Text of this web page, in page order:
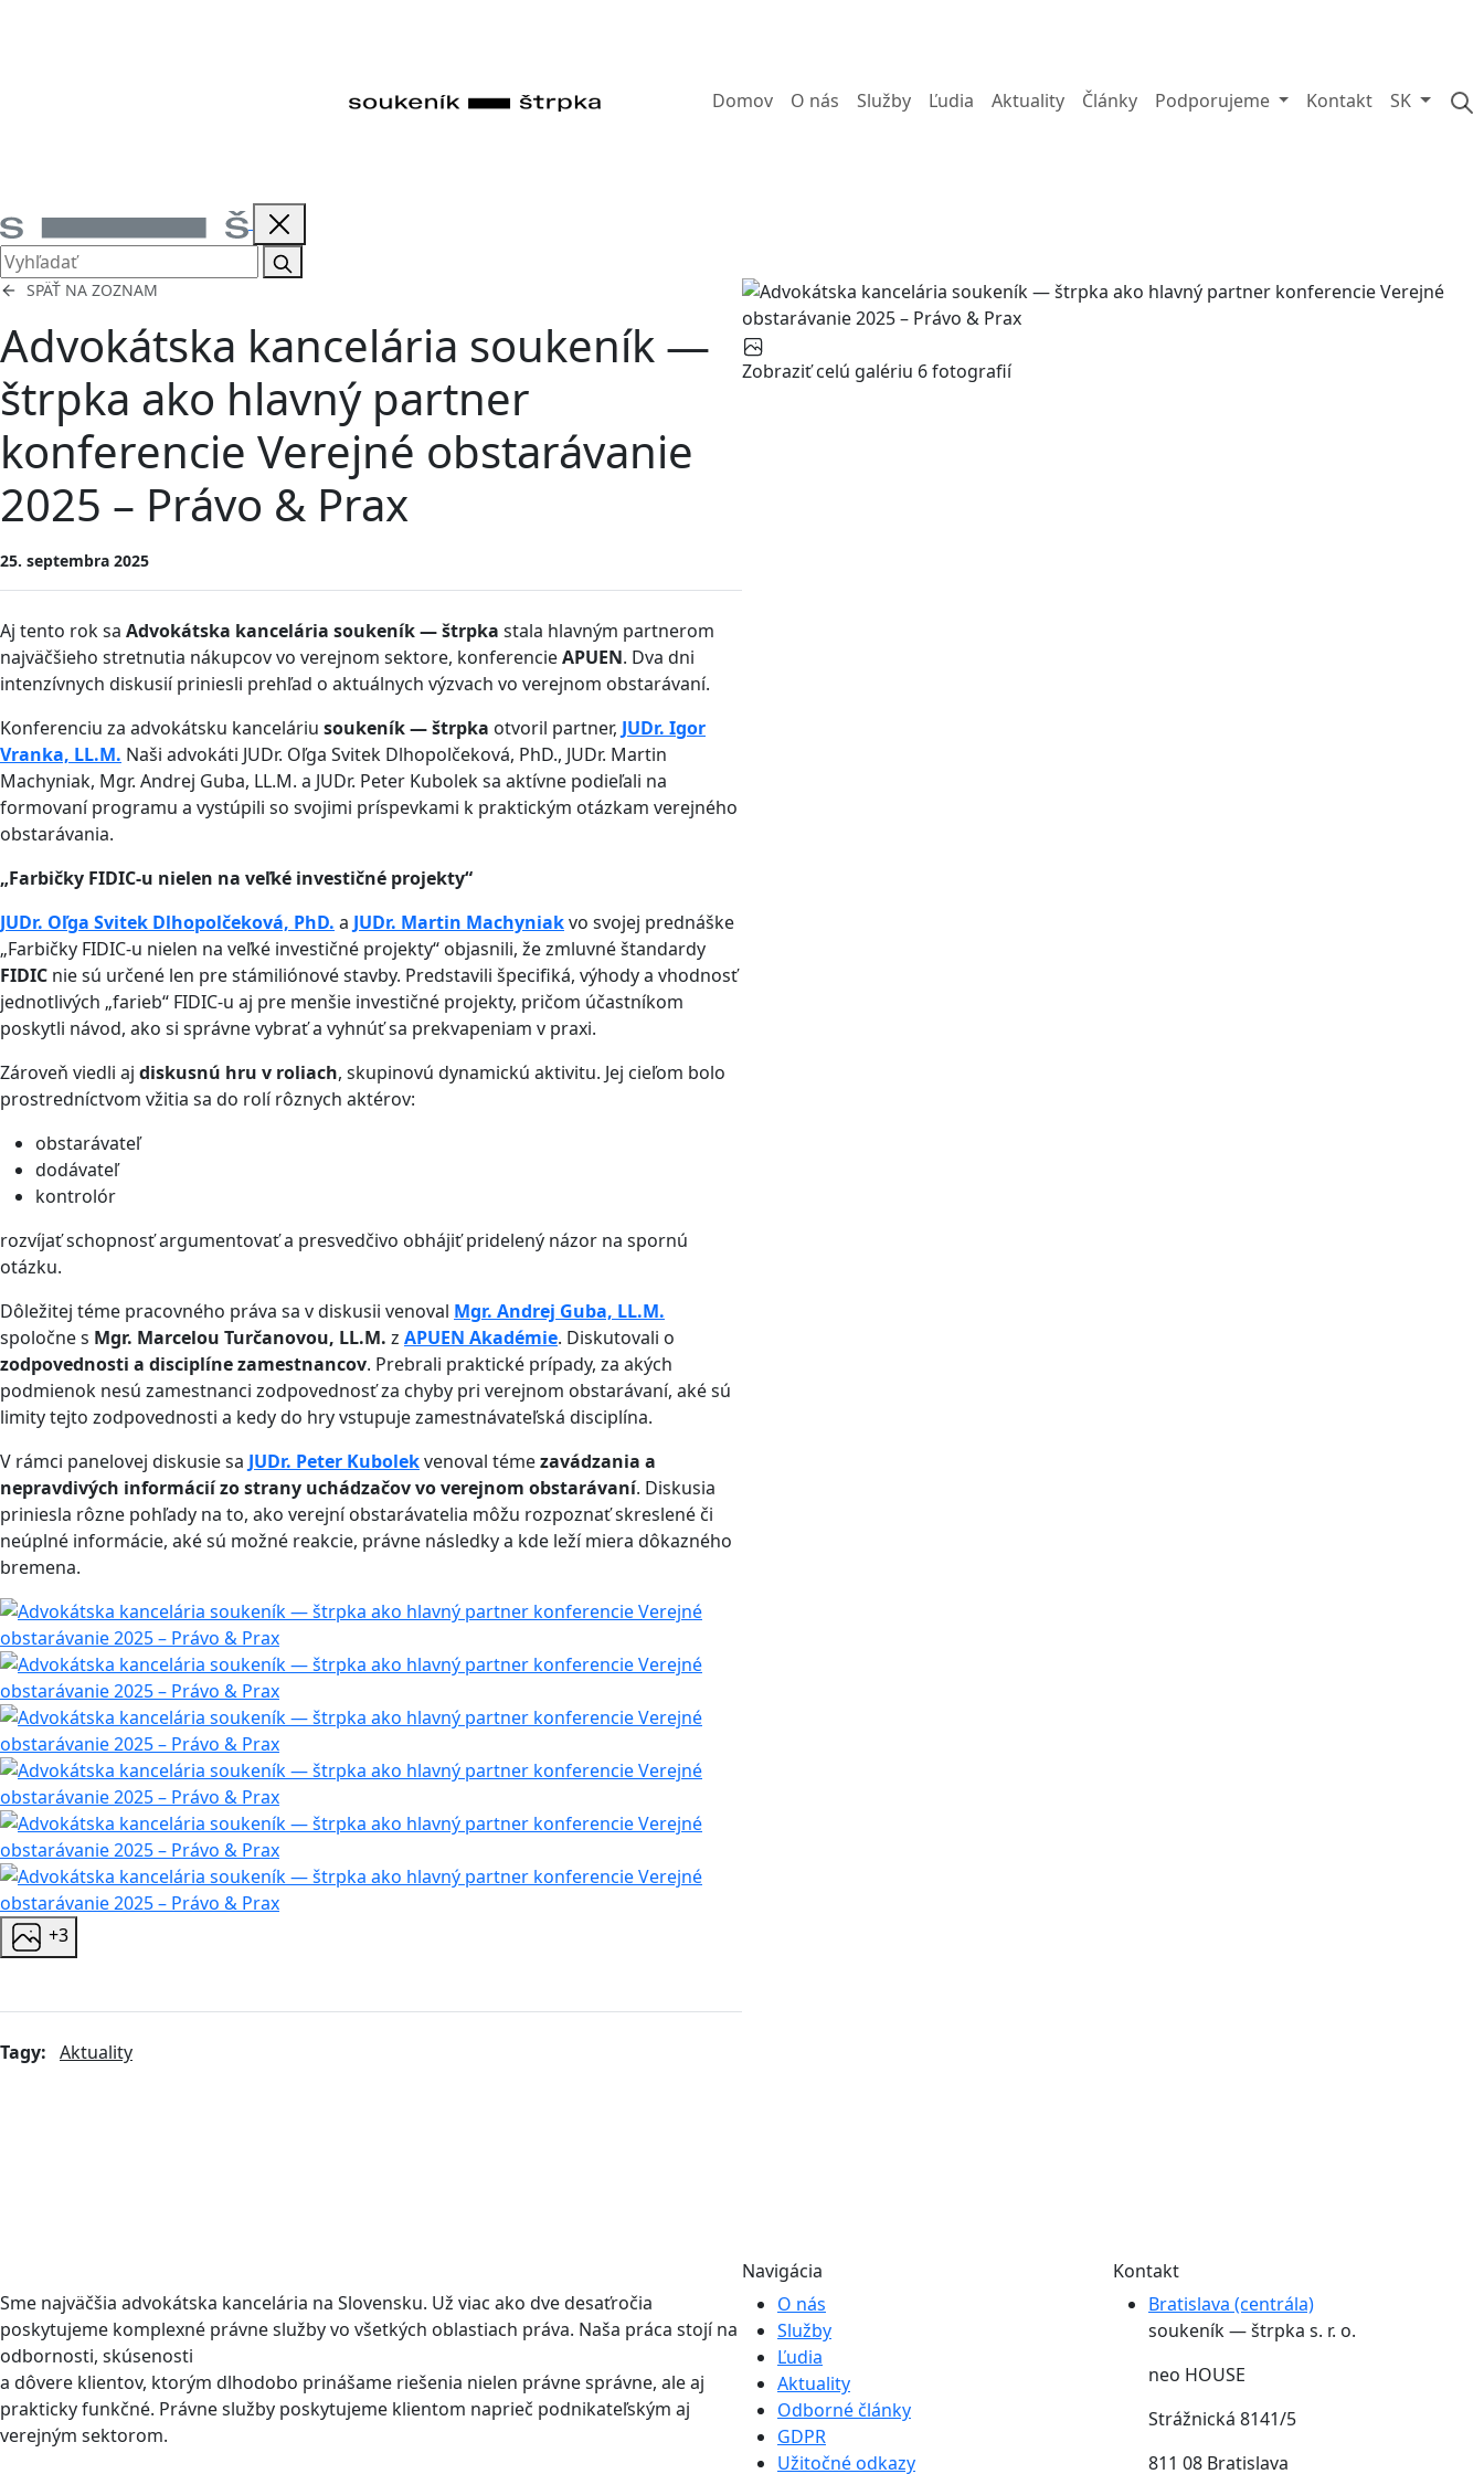
Domov O nás Služby Ľudia Aktuality Články Podporujeme Kontakt SK
SPÄŤ NA ZOZNAM
Advokátska kancelária soukeník —
štrpka ako hlavný partner
konferencie Verejné obstarávanie
2025 – Právo & Prax
25. septembra 2025
Aj tento rok sa Advokátska kancelária soukeník — štrpka stala hlavným partnerom
najväčšieho stretnutia nákupcov vo verejnom sektore, konferencieAPUEN. Dva dni
intenzívnych diskusií priniesli prehľad o aktuálnych výzvach vo verejnom obstarávaní.
Konferenciu za advokátsku kanceláriu soukeník — štrpka otvoril partner, JUDr. Igor
Vranka, LL.M. Naši advokáti JUDr. Oľga Svitek Dlhopolčeková, PhD., JUDr. Martin
Machyniak, Mgr. Andrej Guba, LL.M. a JUDr. Peter Kubolek sa aktívne podieľali na
formovaní programu a vystúpili so svojimi príspevkami k praktickým otázkam verejného
obstarávania.
„Farbičky FIDIC-u nielen na veľké investičné projekty“
JUDr. Oľga Svitek Dlhopolčeková, PhD. a JUDr. Martin Machyniakvo svojej prednáške
„Farbičky FIDIC-u nielen na veľké investičné projekty“ objasnili, že zmluvné štandardy
FIDIC nie sú určené len pre stámiliónové stavby. Predstavili špecifiká, výhody a vhodnosť
jednotlivých „farieb“ FIDIC-u aj pre menšie investičné projekty, pričom účastníkom
poskytli návod, ako si správne vybrať a vyhnúť sa prekvapeniam v praxi.
Zároveň viedli aj diskusnú hru v roliach, skupinovú dynamickú aktivitu. Jej cieľom bolo
prostredníctvom vžitia sa do rolí rôznych aktérov:
obstarávateľ
dodávateľ
kontrolór
rozvíjať schopnosť argumentovať a presvedčivo obhájiť pridelený názor na spornú
otázku.
Dôležitej téme pracovného práva sa v diskusii venoval Mgr. Andrej Guba, LL.M.
spoločne s Mgr. Marcelou Turčanovou, LL.M. z APUEN Akadémie. Diskutovali o
zodpovednosti a disciplíne zamestnancov. Prebrali praktické prípady, za akých
podmienok nesú zamestnanci zodpovednosť za chyby pri verejnom obstarávaní, aké sú
limity tejto zodpovednosti a kedy do hry vstupuje zamestnávateľská disciplína.
V rámci panelovej diskusie sa JUDr. Peter Kubolekvenoval témezavádzania a
nepravdivých informácií zo strany uchádzačov vo verejnom obstarávaní. Diskusia
priniesla rôzne pohľady na to, ako verejní obstarávatelia môžu rozpoznať skreslené či
neúplné informácie, aké sú možné reakcie, právne následky a kde leží miera dôkazného
bremena.
+3
Tagy: Aktuality
Zobraziť celú galériu 6 fotografií
Sme najväčšia advokátska kancelária na Slovensku. Už viac ako dve desaťročia
poskytujeme komplexné právne služby vo všetkých oblastiach práva. Naša práca stojí na
odbornosti, skúsenosti
a dôvere klientov, ktorým dlhodobo prinášame riešenia nielen právne správne, ale aj
prakticky funkčné. Právne služby poskytujeme klientom naprieč podnikateľským aj
verejným sektorom.
Navigácia
O nás
Služby
Ľudia
Aktuality
Odborné články
GDPR
Užitočné odkazy
Kontakt
Bratislava (centrála)
soukeník — štrpka s. r. o.
neo HOUSE
Strážnická 8141/5
811 08 Bratislava